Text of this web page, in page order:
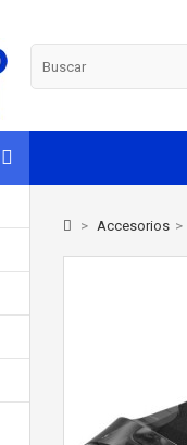
> Accesorios >